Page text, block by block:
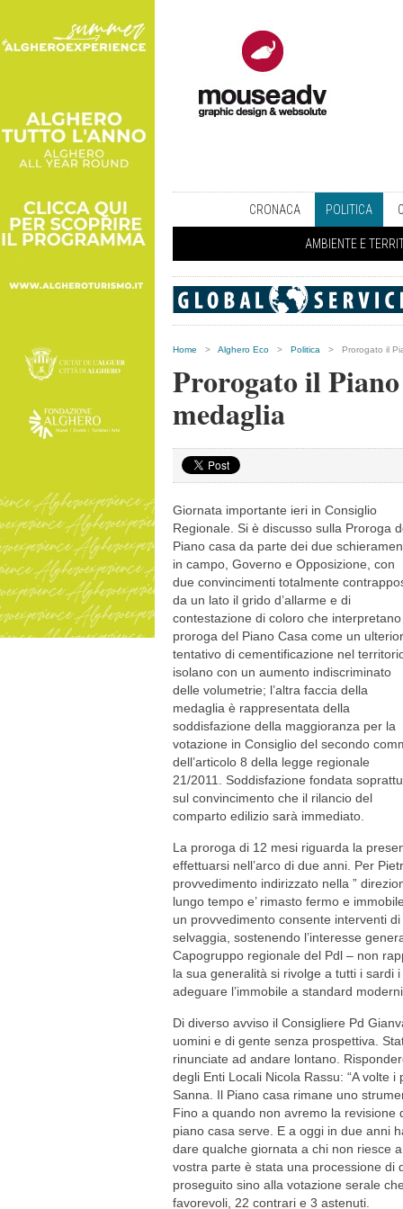
CRONACA POLITICA
AMBIENTE E
Home > Alghero Eco > Politica > Prorogato il
Prorogato il
medaglia
Giornata importante ieri in Consiglio
Regionale. Si è discusso sulla Proroga
Piano casa da parte dei due
in campo, Governo e Opposizione, con
due convincimenti totalmente
da un lato il grido d’allarme e di
contestazione di coloro che interpretano
proroga del Piano Casa come un
tentativo di cementificazione nel
isolano con un aumento indiscriminato
delle volumetrie; l’altra faccia della
medaglia è rappresentata della
soddisfazione della maggioranza per la
votazione in Consiglio del secondo
dell’articolo 8 della legge regionale
21/2011. Soddisfazione fondata
sul convincimento che il rilancio del
comparto edilizio sarà immediato.
La proroga di 12 mesi riguarda la
effettuarsi nell’arco di due anni. Per
provvedimento indirizzato nella ”
lungo tempo e’ rimasto fermo e
un provvedimento consente interventi
selvaggia, sostenendo l’interesse
Capogruppo regionale del Pdl – non
la sua generalità si rivolge a tutti i sardi
adeguare l’immobile a standard
Di diverso avviso il Consigliere Pd
uomini e di gente senza prospettiva.
rinunciate ad andare lontano.
degli Enti Locali Nicola Rassu: “A volte
Sanna. Il Piano casa rimane uno
Fino a quando non avremo la
piano casa serve. E a oggi in due anni
dare qualche giornata a chi non riesce
vostra parte è stata una processione di
proseguito sino alla votazione serale
favorevoli, 22 contrari e 3 astenuti.